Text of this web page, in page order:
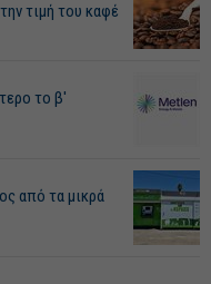
τιμή του καφέ
το β'
από τα μικρά